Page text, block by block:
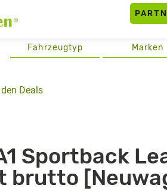
Marken
Fahrzeugtyp
Deals
Sportback
brutto